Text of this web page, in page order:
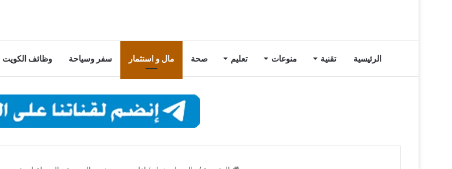
الرئيسية تقنية منوعات تعليم صحة مال و استثمار سفر وسياحة وظائف الكويت